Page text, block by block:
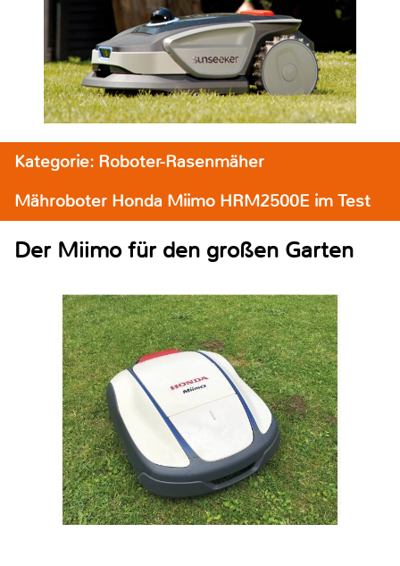
Kategorie: Roboter-Rasenmäher
Mähroboter Honda Miimo HRM2500E im Test
Der Miimo für den großen Garten